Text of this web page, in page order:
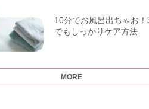
10分でお風呂出ちゃお！
でもしっかりケア方法
MORE